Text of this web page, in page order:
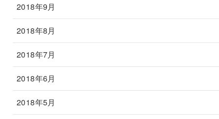
2018年9月
2018年8月
2018年7月
2018年6月
2018年5月